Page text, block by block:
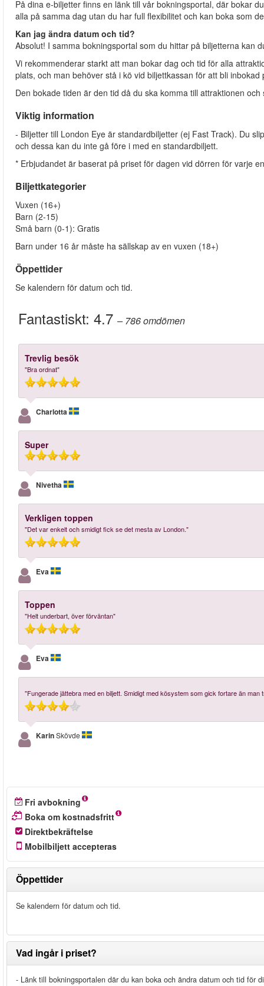
På dina e-biljetter finns en länk till vår bokningsportal, där bokar
alla på samma dag utan du har full flexibilitet och kan boka som
Kan jag ändra datum och tid?
Absolut! I samma bokningsportal som du hittar på biljetterna kan
Vi rekommenderar starkt att man bokar dag och tid för alla
plats, och man behöver stå i kö vid biljettkassan för att bli
Den bokade tiden är den tid då du ska komma till attraktionen
Viktig information
- Biljetter till London Eye är standardbiljetter (ej Fast Track). Du
och dessa kan du inte gå före i med en standardbiljett.
* Erbjudandet är baserat på priset för dagen vid dörren för varje
Biljettkategorier
Vuxen (16+)
Barn (2-15)
Små barn (0-1): Gratis
Barn under 16 år måste ha sällskap av en vuxen (18+)
Öppettider
Se kalendern för datum och tid.
Fantastiskt: 4.7 – 786omdömen
Trevlig besök
"Bra ordnat"
Charlotta
Super
Nivetha
Verkligen toppen
"Det var enkelt och smidigt fick se det mesta av London."
Eva
Toppen
"Helt underbart, över förväntan"
Eva
"Fungerade jättebra med en biljett. Smidigt med kösystem som gick fortare än man
KarinSkövde
Fri avbokning
Boka om kostnadsfritt
Direktbekräftelse
Mobilbiljett accepteras
Öppettider
Se kalendern för datum och tid.
Vad ingår i priset?
- Länk till bokningsportalen där du kan boka och ändra datum och tid för